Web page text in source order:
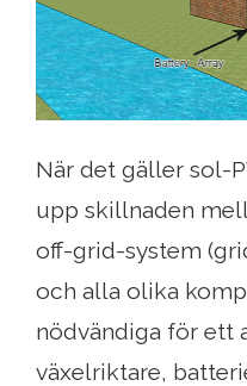
När det gäller sol-
upp skillnaden
off-grid-system
och alla olika
nödvändiga för ett
växelriktare,